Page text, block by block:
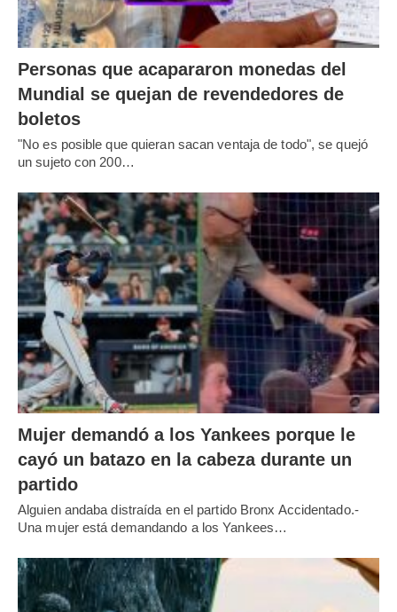
Personas que acapararon monedas del
Mundial se quejan de revendedores de
boletos
"No es posible que quieran sacan ventaja de todo", se quejó
un sujeto con 200…
Mujer demandó a los Yankees porque le
cayó un batazo en la cabeza durante un
partido
Alguien andaba distraída en el partido Bronx Accidentado.-
Una mujer está demandando a los Yankees…